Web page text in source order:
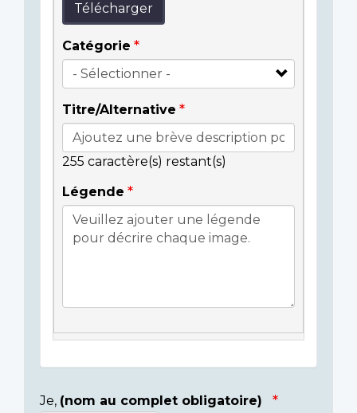
Télécharger
Catégorie
Titre/Alternative
255 caractère(s) restant(s)
Légende
Je, (nom au complet obligatoire)